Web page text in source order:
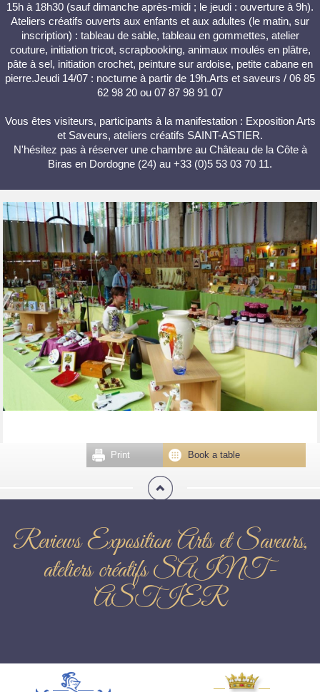
15h à 18h30 (sauf dimanche après-midi ; le jeudi : ouverture à 9h).
Ateliers créatifs ouverts aux enfants et aux adultes (le matin, sur
inscription) : tableau de sable, tableau en gommettes, atelier
couture, initiation tricot, scrapbooking, animaux moulés en plâtre,
pâte à sel, initiation crochet, peinture sur ardoise, petite cabane en
pierre.Jeudi 14/07 : nocturne à partir de 19h.Arts et saveurs / 06 85
62 98 20 ou 07 87 98 91 07
Vous êtes visiteurs, participants à la manifestation : Exposition Arts
et Saveurs, ateliers créatifs SAINT-ASTIER.
N'hésitez pas à réserver une chambre au Château de la Côte à
Biras en Dordogne (24) au +33 (0)5 53 03 70 11.
Book a table
Print
Reviews Exposition Arts et Saveurs,
ateliers créatifs SAINT-
ASTIER